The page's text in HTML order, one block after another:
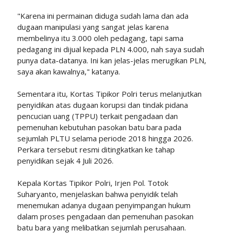
"Karena ini permainan diduga sudah lama dan ada
dugaan manipulasi yang sangat jelas karena
membelinya itu 3.000 oleh pedagang, tapi sama
pedagang ini dijual kepada PLN 4.000, nah saya sudah
punya data-datanya. Ini kan jelas-jelas merugikan PLN,
saya akan kawalnya," katanya.
Sementara itu, Kortas Tipikor Polri terus melanjutkan
penyidikan atas dugaan korupsi dan tindak pidana
pencucian uang (TPPU) terkait pengadaan dan
pemenuhan kebutuhan pasokan batu bara pada
sejumlah PLTU selama periode 2018 hingga 2026.
Perkara tersebut resmi ditingkatkan ke tahap
penyidikan sejak 4 Juli 2026.
Kepala Kortas Tipikor Polri, Irjen Pol. Totok
Suharyanto, menjelaskan bahwa penyidik telah
menemukan adanya dugaan penyimpangan hukum
dalam proses pengadaan dan pemenuhan pasokan
batu bara yang melibatkan sejumlah perusahaan.